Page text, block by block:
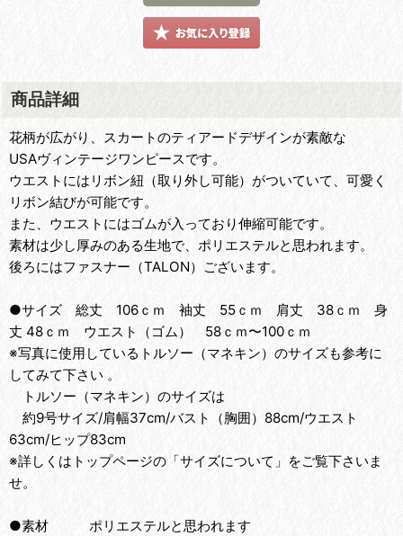
商品詳細
花柄が広がり、スカートのティアードデザインが素敵な
USAヴィンテージワンピースです。
ウエストにはリボン紐（取り外し可能）がついていて、可愛く
リボン結びが可能です。
また、ウエストにはゴムが入っており伸縮可能です。
素材は少し厚みのある生地で、ポリエステルと思われます。
後ろにはファスナー（TALON）ございます。
●サイズ 総丈 106ｃｍ 袖丈 55ｃｍ 肩丈 38ｃｍ 身
丈 48ｃｍ ウエスト（ゴム） 58ｃｍ〜100ｃｍ
※写真に使用しているトルソー（マネキン）のサイズも参考に
してみて下さい 。
トルソー（マネキン）のサイズは
約9号サイズ/肩幅37cm/バスト（胸囲）88cm/ウエスト
63cm/ヒップ83cm
※詳しくはトップページの「サイズについて」をご覧下さいま
せ。
●素材 ポリエステルと思われます